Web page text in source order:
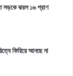
সড়কে ঝরল ১৬ প্রাণ
ফিরিয়ে আনছে না